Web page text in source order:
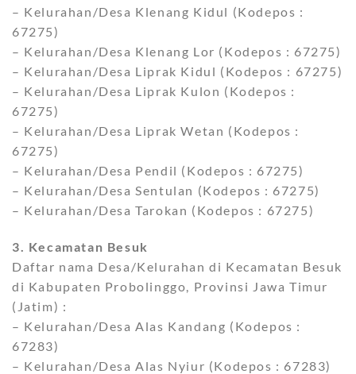
– Kelurahan/Desa Klenang Kidul (Kodepos :
67275)
– Kelurahan/Desa Klenang Lor (Kodepos : 67275)
– Kelurahan/Desa Liprak Kidul (Kodepos : 67275)
– Kelurahan/Desa Liprak Kulon (Kodepos :
67275)
– Kelurahan/Desa Liprak Wetan (Kodepos :
67275)
– Kelurahan/Desa Pendil (Kodepos : 67275)
– Kelurahan/Desa Sentulan (Kodepos : 67275)
– Kelurahan/Desa Tarokan (Kodepos : 67275)
3. Kecamatan Besuk
Daftar nama Desa/Kelurahan di Kecamatan Besuk
di Kabupaten Probolinggo, Provinsi Jawa Timur
(Jatim) :
– Kelurahan/Desa Alas Kandang (Kodepos :
67283)
– Kelurahan/Desa Alas Nyiur (Kodepos : 67283)